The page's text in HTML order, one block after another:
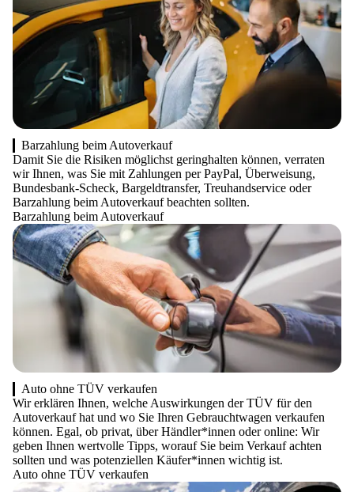
Barzahlung beim Autoverkauf
Damit Sie die Risiken möglichst geringhalten können, verraten
wir Ihnen, was Sie mit Zahlungen per PayPal, Überweisung,
Bundesbank-Scheck, Bargeldtransfer, Treuhandservice oder
Barzahlung beim Autoverkauf beachten sollten.
Barzahlung beim Autoverkauf
Auto ohne TÜV verkaufen
Wir erklären Ihnen, welche Auswirkungen der TÜV für den
Autoverkauf hat und wo Sie Ihren Gebrauchtwagen verkaufen
können. Egal, ob privat, über Händler*innen oder online: Wir
geben Ihnen wertvolle Tipps, worauf Sie beim Verkauf achten
sollten und was potenziellen Käufer*innen wichtig ist.
Auto ohne TÜV verkaufen